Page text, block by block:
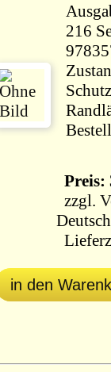
216 Seiten
Preis:
zzgl.
in den